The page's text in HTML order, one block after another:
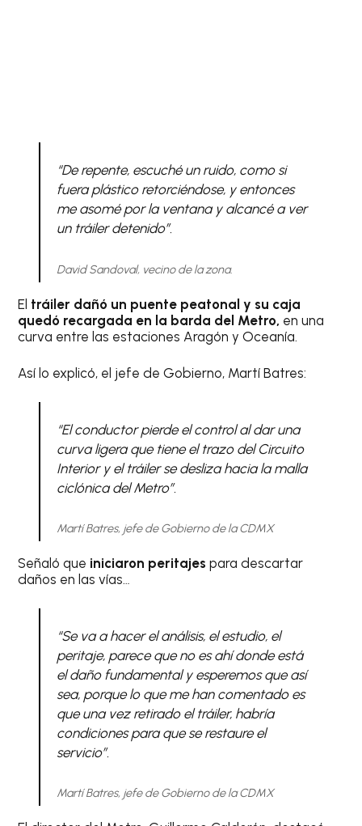
“De repente, escuché un ruido, como si
fuera plástico retorciéndose, y entonces
me asomé por la ventana y alcancé a ver
un tráiler detenido”.
David Sandoval, vecino de la zona.
El tráiler dañó un puente peatonal y su caja
quedó recargada en la barda del Metro, en una
curva entre las estaciones Aragón y Oceanía.
Así lo explicó, el jefe de Gobierno, Martí Batres:
“El conductor pierde el control al dar una
curva ligera que tiene el trazo del Circuito
Interior y el tráiler se desliza hacia la malla
ciclónica del Metro”.
Martí Batres, jefe de Gobierno de la CDMX
Señaló que iniciaron peritajespara descartar
daños en las vías…
“Se va a hacer el análisis, el estudio, el
peritaje, parece que no es ahí donde está
el daño fundamental y esperemos que así
sea, porque lo que me han comentado es
que una vez retirado el tráiler, habría
condiciones para que se restaure el
servicio”.
Martí Batres, jefe de Gobierno de la CDMX